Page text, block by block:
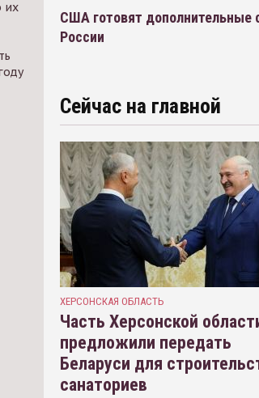
их
США готовят дополнительные
России
Сейчас на главной
ХЕРСОНСКАЯ ОБЛАСТЬ
Часть Херсонской
предложили передать
Беларуси для
санаториев